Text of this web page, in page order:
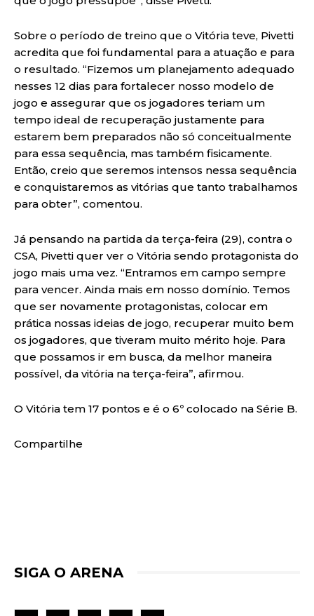
Sobre o período de treino que o Vitória teve, Pivetti
acredita que foi fundamental para a atuação e para
o resultado. “Fizemos um planejamento adequado
nesses 12 dias para fortalecer nosso modelo de
jogo e assegurar que os jogadores teriam um
tempo ideal de recuperação justamente para
estarem bem preparados não só conceitualmente
para essa sequência, mas também fisicamente.
Então, creio que seremos intensos nessa sequência
e conquistaremos as vitórias que tanto trabalhamos
para obter”, comentou.
Já pensando na partida da terça-feira (29), contra o
CSA, Pivetti quer ver o Vitória sendo protagonista do
jogo mais uma vez. “Entramos em campo sempre
para vencer. Ainda mais em nosso domínio. Temos
que ser novamente protagonistas, colocar em
prática nossas ideias de jogo, recuperar muito bem
os jogadores, que tiveram muito mérito hoje. Para
que possamos ir em busca, da melhor maneira
possível, da vitória na terça-feira”, afirmou.
O Vitória tem 17 pontos e é o 6º colocado na Série B.
Compartilhe
SIGA O ARENA